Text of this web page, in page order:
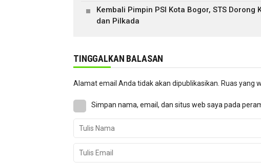
Kembali Pimpin PSI Kota Bogor, STS
dan Pilkada
TINGGALKAN BALASAN
Alamat email Anda tidak akan dipublikasikan. Ruas yang
Simpan nama, email, dan situs web saya pada